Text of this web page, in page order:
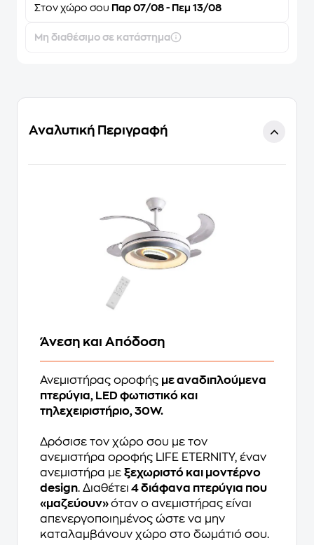
Στον χώρο σου Παρ 07/08 - Πεμ 13/08
Μη διαθέσιμο σε κατάστημα
Αναλυτική Περιγραφή
Άνεση και Απόδοση
Ανεμιστήρας οροφής με αναδιπλούμενα
πτερύγια, LED φωτιστικό και
τηλεχειριστήριο, 30W.
Δρόσισε τον χώρο σου με τον
ανεμιστήρα οροφής LIFE ETERNITY, έναν
ανεμιστήρα με ξεχωριστό και μοντέρνο
design. Διαθέτει 4 διάφανα πτερύγια που
«μαζεύουν»όταν ο ανεμιστήρας είναι
απενεργοποιημένος ώστε να μην
καταλαμβάνουν χώρο στο δωμάτιό σου.